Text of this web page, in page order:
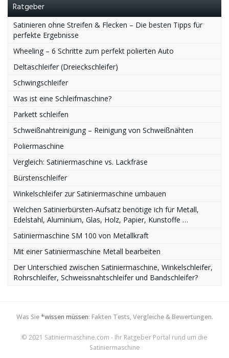
Ratgeber
Satinieren ohne Streifen & Flecken – Die besten Tipps für
perfekte Ergebnisse
Wheeling – 6 Schritte zum perfekt polierten Auto
Deltaschleifer (Dreieckschleifer)
Schwingschleifer
Was ist eine Schleifmaschine?
Parkett schleifen
Schweißnahtreinigung – Reinigung von Schweißnähten
Poliermaschine
Vergleich: Satiniermaschine vs. Lackfräse
Bürstenschleifer
Winkelschleifer zur Satiniermaschine umbauen
Welchen Satinierbürsten-Aufsatz benötige ich für Metall,
Edelstahl, Aluminium, Glas, Holz, Papier, Kunstoffe …
Satiniermaschine SM 100 von Metallkraft
Mit einer Satiniermaschine Metall bearbeiten
Der Unterschied zwischen Satiniermaschine, Winkelschleifer,
Rohrschleifer, Schweissnahtschleifer und Bandschleifer?
Was Sie*wissen müssen: Fakten Tests, Vergleiche & Bewertungen.
© 2021 Satiniermaschine.com - Ihr Ratgeber Portal rund um die
Satiniermaschine